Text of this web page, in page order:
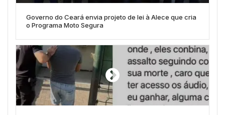
Governo do Ceará envia projeto de lei à Alece que cria
o Programa Moto Segura